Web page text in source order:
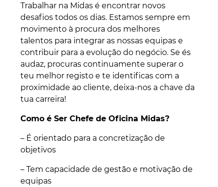
Trabalhar na Midas é encontrar novos
desafios todos os dias. Estamos sempre em
movimento à procura dos melhores
talentos para integrar as nossas equipas e
contribuir para a evolução do negócio. Se és
audaz, procuras continuamente superar o
teu melhor registo e te identificas com a
proximidade ao cliente, deixa-nos a chave da
tua carreira!
Como é Ser Chefe de Oficina Midas?
– É orientado para a concretização de
objetivos
– Tem capacidade de gestão e motivação de
equipas